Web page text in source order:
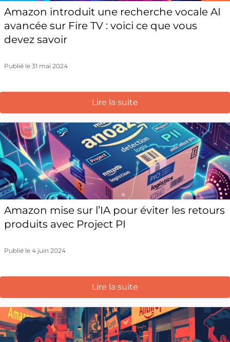
Amazon introduit une recherche vocale AI
avancée sur Fire TV : voici ce que vous
devez savoir
Publié le 31 mai 2024
Lire la suite
Amazon mise sur l’IA pour éviter les retours
produits avec Project PI
Publié le 4 juin 2024
Lire la suite